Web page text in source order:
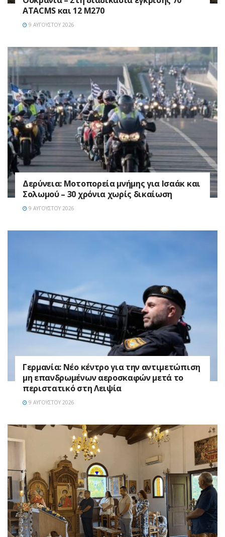
ATACMS και 12 M270
9 ΑΥΓΟΎΣΤΟΥ 2026
Δερύνεια: Μοτοπορεία μνήμης για Ισαάκ και
Σολωμού – 30 χρόνια χωρίς δικαίωση
9 ΑΥΓΟΎΣΤΟΥ 2026
Γερμανία: Νέο κέντρο για την αντιμετώπιση
μη επανδρωμένων αεροσκαφών μετά το
περιστατικό στη Λειψία
9 ΑΥΓΟΎΣΤΟΥ 2026